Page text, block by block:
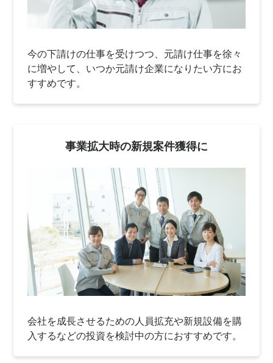
今の下請けの仕事を受けつつ、元請け仕事を徐々
に増やして、いつか元請け企業になりたい方にお
すすめです。
事業拡大時の新規案件獲得に
会社を成長させるための人員拡充や新規設備を購
入するなどの投資を検討中の方におすすめです。